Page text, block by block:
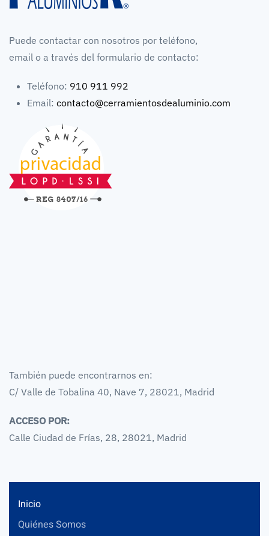
Puede contactar con nosotros por teléfono,
email o a través del formulario de contacto:
Teléfono: 910 911 992
Email: contacto@cerramientosdealuminio.com
También puede encontrarnos en:
C/ Valle de Tobalina 40, Nave 7, 28021, Madrid
ACCESO POR:
Calle Ciudad de Frías, 28, 28021, Madrid
Inicio
Quiénes Somos